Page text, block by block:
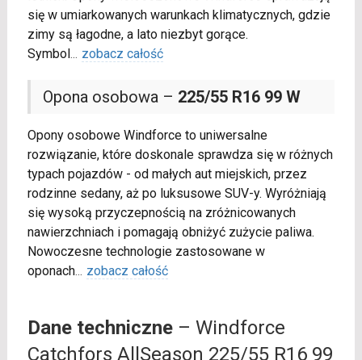
się w umiarkowanych warunkach klimatycznych, gdzie
zimy są łagodne, a lato niezbyt gorące.
Symbol... zobacz całość
Opona osobowa – 225/55 R16 99 W
Opony osobowe Windforce to uniwersalne
rozwiązanie, które doskonale sprawdza się w różnych
typach pojazdów - od małych aut miejskich, przez
rodzinne sedany, aż po luksusowe SUV-y. Wyróżniają
się wysoką przyczepnością na zróżnicowanych
nawierzchniach i pomagają obniżyć zużycie paliwa.
Nowoczesne technologie zastosowane w
oponach... zobacz całość
Dane techniczne– Windforce
Catchfors AllSeason 225/55 R16 99